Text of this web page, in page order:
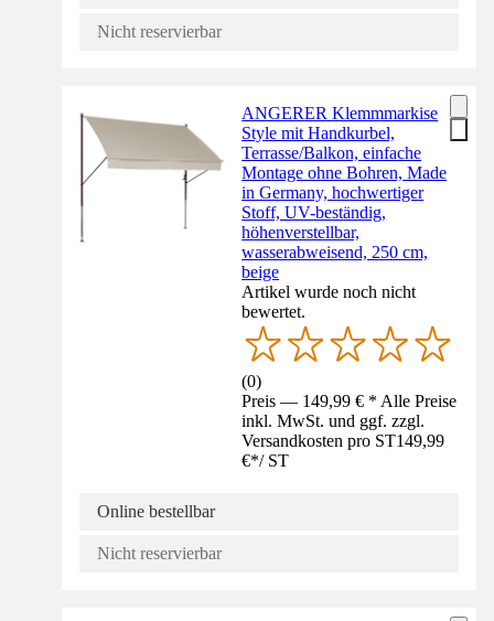
Nicht reservierbar
ANGERER Klemmmarkise
Style mit Handkurbel,
Terrasse/Balkon, einfache
Montage ohne Bohren, Made
in Germany, hochwertiger
Stoff, UV-beständig,
höhenverstellbar,
wasserabweisend, 250 cm,
beige
Artikel wurde noch nicht
bewertet.
(0)
Preis — 149,99 € * Alle Preise
inkl. MwSt. und ggf. zzgl.
Versandkosten pro ST149,99
€*/ ST
Online bestellbar
Nicht reservierbar